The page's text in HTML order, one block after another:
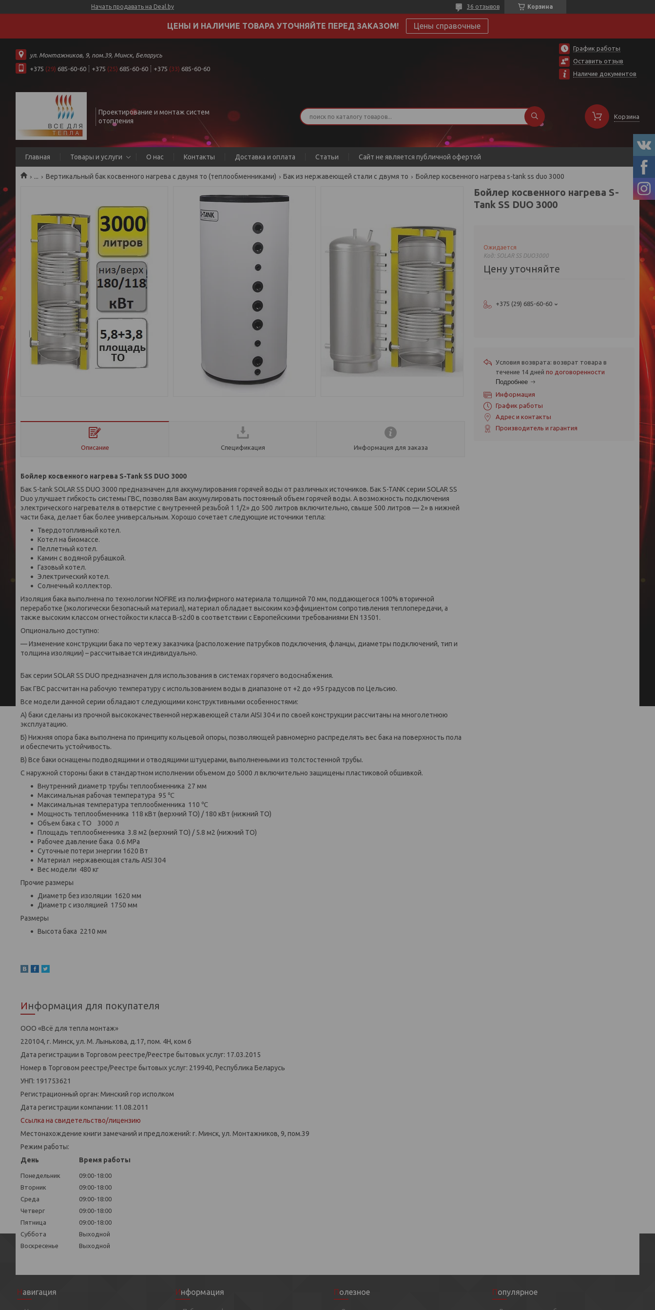
Начать продавать на Deal.by Корзина
36 отзывов
ЦЕНЫ И НАЛИЧИЕ ТОВАРА УТОЧНЯЙТЕ ПЕРЕД ЗАКАЗОМ! Цены справочные
ул. Монтажников, 9, пом.39, Минск, Беларусь
+375 (29) 685-60-60 +375 (25) 685-60-60 +375 (33) 685-60-60
График работы
Оставить отзыв
Наличие документов
Проектирование и монтаж систем
отопления
Корзина
Главная Товары и услуги О нас Контакты Доставка и оплата Статьи Сайт не является публичной офертой
... Вертикальный бак косвенного нагрева с двумя то (теплообменниками) Бак из нержавеющей стали с двумя то Бойлер косвенного нагрева s-tank ss duo 3000
Описание Спецификация Информация для заказа
Бойлер косвенного нагрева S-Tank SS DUO 3000
Бак S-tank SOLAR SS DUO 3000 предназначен для аккумулирования горячей воды от различных источников. Бак S-TANK серии SOLAR SS
Duo улучшает гибкость системы ГВС, позволяя Вам аккумулировать постоянный объем горячей воды. А возможность подключения
электрического нагревателя в отверстие с внутренней резьбой 1 1/2» до 500 литров включительно, свыше 500 литров — 2» в нижней
части бака, делает бак более универсальным. Хорошо сочетает следующие источники тепла:
Твердотопливный котел.
Котел на биомассе.
Пеллетный котел.
Камин с водяной рубашкой.
Газовый котел.
Электрический котел.
Солнечный коллектор.
Изоляция бака выполнена по технологии NOFIRE из полиэфирного материала толщиной 70 мм, поддающегося 100% вторичной
переработке (экологически безопасный материал), материал обладает высоким коэффициентом сопротивления теплопередачи, а
также высоким классом огнестойкости класса B-s2d0 в соответствии с Европейскими требованиями EN 13501.
Опционально доступно:
— Изменение конструкции бака по чертежу заказчика (расположение патрубков подключения, фланцы, диаметры подключений, тип и
толщина изоляции) – рассчитывается индивидуально.
Бак серии SOLAR SS DUO предназначен для использования в системах горячего водоснабжения.
Бак ГВС рассчитан на рабочую температуру с использованием воды в диапазоне от +2 до +95 градусов по Цельсию.
Все модели данной серии обладают следующими конструктивными особенностями:
А) баки сделаны из прочной высококачественной нержавеющей стали AISI 304 и по своей конструкции рассчитаны на многолетнюю
эксплуатацию.
Б) Нижняя опора бака выполнена по принципу кольцевой опоры, позволяющей равномерно распределять вес бака на поверхность пола
и обеспечить устойчивость.
В) Все баки оснащены подводящими и отводящими штуцерами, выполненными из толстостенной трубы.
С наружной стороны баки в стандартном исполнении объемом до 5000 л включительно защищены пластиковой обшивкой.
Внутренний диаметр трубы теплообменника 27 мм
Максимальная рабочая температура 95 ℃
Максимальная температура теплообменника 110 ℃
Мощность теплообменника 118 кВт (верхний ТО) / 180 кВт (нижний ТО)
Объем бака с ТО 3000 л
Площадь теплообменника 3.8 м2 (верхний ТО) / 5.8 м2 (нижний ТО)
Рабочее давление бака 0.6 МРа
Суточные потери энергии 1620 Вт
Материал нержавеющая сталь AISI 304
Вес модели 480 кг
Прочие размеры
Диаметр без изоляции 1620 мм
Диаметр с изоляцией 1750 мм
Размеры
Высота бака 2210 мм
Информация для покупателя
ООО «Всё для тепла монтаж»
220104, г. Минск, ул. М. Лынькова, д.17, пом. 4Н, ком 6
Дата регистрации в Торговом реестре/Реестре бытовых услуг: 17.03.2015
Номер в Торговом реестре/Реестре бытовых услуг: 219940, Республика Беларусь
УНП: 191753621
Регистрационный орган: Минский гор исполком
Дата регистрации компании: 11.08.2011
Ссылка на свидетельство/лицензию
Местонахождение книги замечаний и предложений: г. Минск, ул. Монтажников, 9, пом.39
Режим работы:
День
Время работы
Понедельник
09:00-18:00
Вторник
09:00-18:00
Среда
09:00-18:00
Четверг
09:00-18:00
Пятница
09:00-18:00
Суббота
Выходной
Воскресенье
Выходной
Бойлер косвенного нагрева S-
Tank SS DUO 3000
Ожидается
Код: SOLAR SS DUO3000
Цену уточняйте
+375 (29) 685-60-60
возврат товара в
течение 14 дней по договоренности
Подробнее
Информация
График работы
Адрес и контакты
Производитель и гарантия
Навигация Информация Полезное Популярное